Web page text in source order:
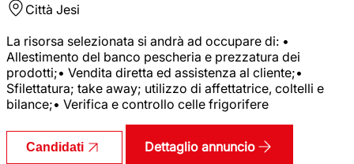
Città Jesi
La risorsa selezionata si andrà ad occupare di: •
Allestimento del banco pescheria e prezzatura dei
prodotti;• Vendita diretta ed assistenza al cliente;•
Sfilettatura; take away; utilizzo di affettatrice, coltelli e
bilance;• Verifica e controllo celle frigorifere
Candidati Dettaglio annuncio